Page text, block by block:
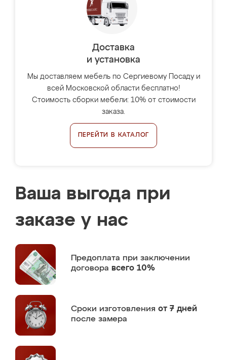
Доставка
и установка
Мы доставляем мебель по Сергиевому Посаду и
всей Московской области бесплатно!
Стоимость сборки мебели: 10% от стоимости
заказа.
ПЕРЕЙТИ В КАТАЛОГ
Ваша выгода при
заказе у нас
Предоплата при заключении
договора всего 10%
Сроки изготовления от 7 дней
после замера